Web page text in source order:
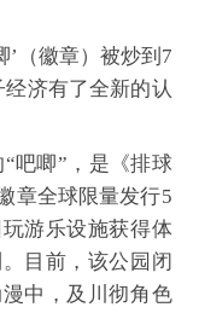
’（徽章）被炒到7
济有了全新的认
吧唧”，是《排球
章全球限量发行5
游乐设施获得体
目前，该公园闭
中，及川彻角色